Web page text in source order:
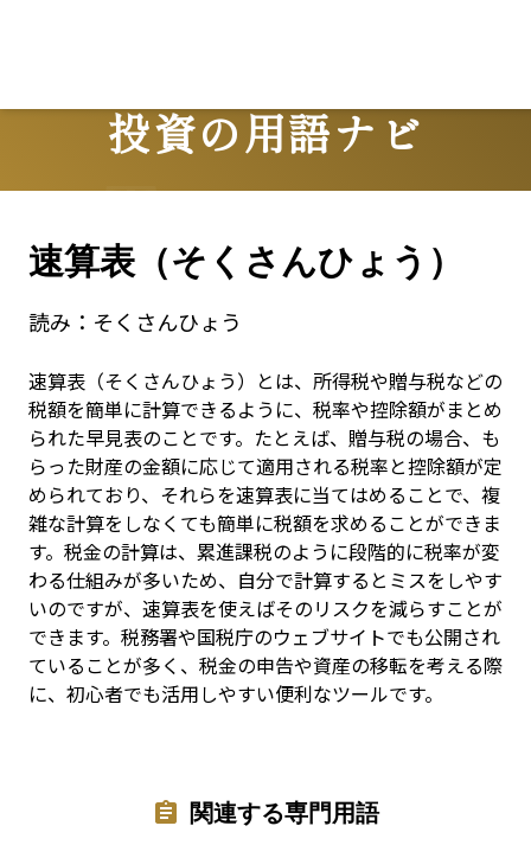
投資の用語ナビ
Terms
速算表（そくさんひょう）
読み： そくさんひょう
速算表（そくさんひょう）とは、所得税や贈与税などの
税額を簡単に計算できるように、税率や控除額がまとめ
られた早見表のことです。たとえば、贈与税の場合、も
らった財産の金額に応じて適用される税率と控除額が定
められており、それらを速算表に当てはめることで、複
雑な計算をしなくても簡単に税額を求めることができま
す。税金の計算は、累進課税のように段階的に税率が変
わる仕組みが多いため、自分で計算するとミスをしやす
いのですが、速算表を使えばそのリスクを減らすことが
できます。税務署や国税庁のウェブサイトでも公開され
ていることが多く、税金の申告や資産の移転を考える際
に、初心者でも活用しやすい便利なツールです。
関連する専門用語